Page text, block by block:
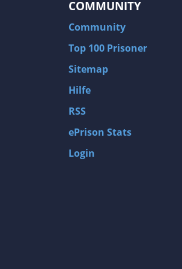
COMMUNITY
Community
Top 100 Prisoner
Sitemap
Hilfe
RSS
ePrison Stats
Login